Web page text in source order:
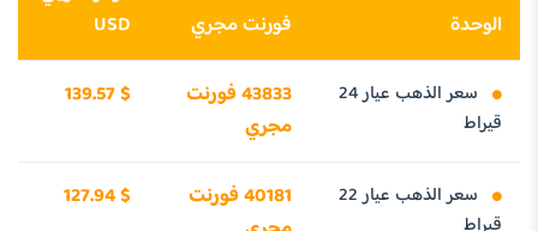
الوحدة فورنت مجري
USD
سعر الذهب عيار 24
قيراط
43833 فورنت
مجري
139.57 $
سعر الذهب عيار 22
40181 فورنت
127.94 $